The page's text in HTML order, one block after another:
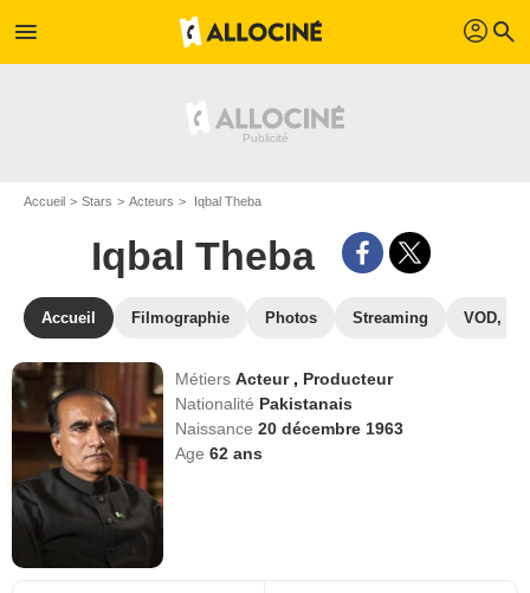
menu profil search
Accueil Stars Acteurs Iqbal Theba
Iqbal Theba
Accueil Filmographie Photos Streaming VOD,
MétiersActeur , Producteur
Nationalité Pakistanais
Naissance20 décembre 1963
Age62 ans